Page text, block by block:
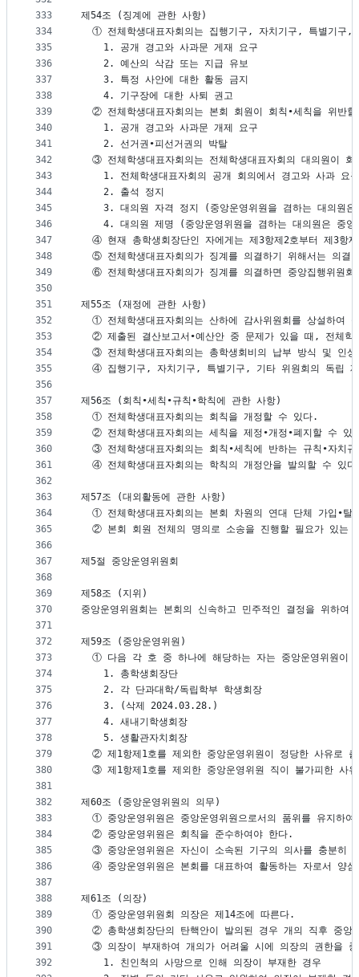
333
334
335
336
337
338
339
340
341
342
343
344
345
346
347
348
349
350
351
352
353
354
355
356
357
358
359
360
361
362
363
364
365
366
367
368
369
370
371
372
373
374
375
376
377
378
379
380
381
382
383
384
385
386
387
388
389
390
391
392
제54조 (징계에 관한 사항)
① 전체학생대표자회의는 집행기구, 자치기구, 특별기구,
    1. 공개 경고와 사과문 게재 요구
    2. 예산의 삭감 또는 지급 유보
    3. 특정 사안에 대한 활동 금지
    4. 기구장에 대한 사퇴 권고
② 전체학생대표자회의는 본회 회원이 회칙∙세칙을 위반
    1. 공개 경고와 사과문 개제 요구
    2. 선거권∙피선거권의 박탈
③ 전체학생대표자회의는 전체학생대표자회의 대의원이
    1. 전체학생대표자회의 공개 회의에서 경고와 사과 요구
    2. 출석 정지
3. 대의원 자격 정지 (중앙운영위원을 겸하는 대의원
4. 대의원 제명 (중앙운영위원을 겸하는 대의원은 중앙
④ 현재 총학생회장단인 자에게는 제3항제2호부터 제3항
⑤ 전체학생대표자회의가 징계를 의결하기 위해서는 의결
⑥ 전체학생대표자회의가 징계를 의결하면 중앙집행위원
제55조 (재정에 관한 사항)
① 전체학생대표자회의는 산하에 감사위원회를 상설하여
② 제출된 결산보고서∙예산안 중 문제가 있을 때, 전체학
③ 전체학생대표자회의는 총학생회비의 납부 방식 및 인
④ 집행기구, 자치기구, 특별기구, 기타 위원회의 독립
제56조 (회칙∙세칙∙규칙∙학칙에 관한 사항)
  ① 전체학생대표자회의는 회칙을 개정할 수 있다.
② 전체학생대표자회의는 세칙을 제정∙개정∙폐지할 수 있
③ 전체학생대표자회의는 회칙∙세칙에 반하는 규칙∙자치
④ 전체학생대표자회의는 학칙의 개정안을 발의할 수 있다
제57조 (대외활동에 관한 사항)
① 전체학생대표자회의는 본회 차원의 연대 단체 가입∙탈
② 본회 회원 전체의 명의로 소송을 진행할 필요가 있는
제5절 중앙운영위원회
제58조 (지위)
중앙운영위원회는 본회의 신속하고 민주적인 결정을 위하
제59조 (중앙운영위원)
① 다음 각 호 중 하나에 해당하는 자는 중앙운영위원이
    1. 총학생회장단
    2. 각 단과대학/독립학부 학생회장
    3. (삭제 2024.03.28.)
    4. 새내기학생회장
    5. 생활관자치회장
② 제1항제1호를 제외한 중앙운영위원이 정당한 사유로
③ 제1항제1호를 제외한 중앙운영위원 직이 불가피한 사
제60조 (중앙운영위원의 의무)
① 중앙운영위원은 중앙운영위원으로서의 품위를 유지하여
  ② 중앙운영위원은 회칙을 준수하여야 한다.
③ 중앙운영위원은 자신이 소속된 기구의 의사를 충분히
④ 중앙운영위원은 본회를 대표하여 활동하는 자로서 양
제61조 (의장)
  ① 중앙운영위원회 의장은 제14조에 따른다.
② 총학생회장단의 탄핵안이 발의된 경우 개의 직후 중앙
③ 의장이 부재하여 개의가 어려울 시에 의장의 권한을
    1. 친인척의 사망으로 인해 의장이 부재한 경우